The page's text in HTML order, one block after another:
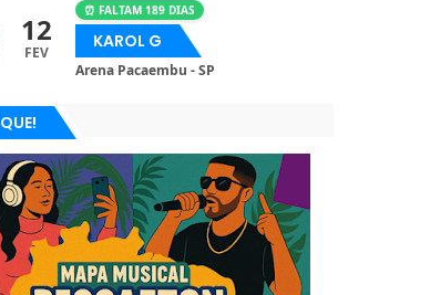
12
FEV
⏰ FALTAM 189 DIAS
KAROL G
Arena Pacaembu - SP